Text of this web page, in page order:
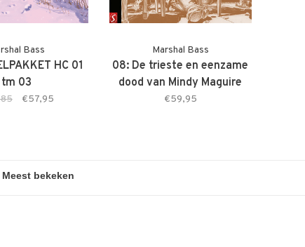
Bass
HC 01
tm 03
€57,95
Marshal Bass
08: De trieste en eenzame
dood van Mindy Maguire
COLLECTORS EDITION
€59,95